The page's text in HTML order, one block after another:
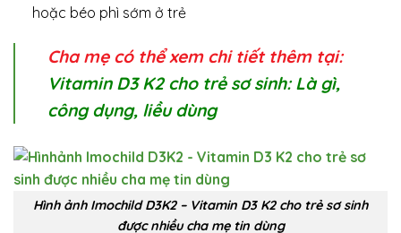
hoặc béo phì sớm ở trẻ
Cha mẹ có thể xem chi tiết thêm tại:
Vitamin D3 K2 cho trẻ sơ sinh​: Là gì,
công dụng, liều dùng
Hình ảnh Imochild D3K2 – Vitamin D3 K2 cho trẻ sơ sinh
được nhiều cha mẹ tin dùng